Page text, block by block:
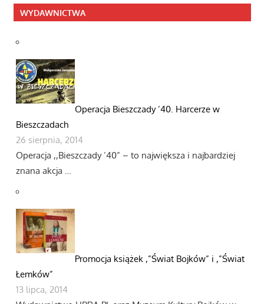
WYDAWNICTWA
Operacja Bieszczady ’40. Harcerze w
Bieszczadach
26 sierpnia, 2014
Operacja ,,Bieszczady ’40” – to największa i najbardziej
znana akcja …
Promocja książek ,”Świat Bojków” i ,”Świat
Łemków”
13 lipca, 2014